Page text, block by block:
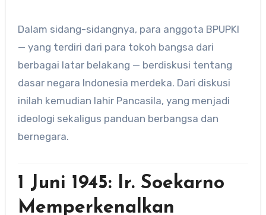
Dalam sidang-sidangnya, para anggota BPUPKI
— yang terdiri dari para tokoh bangsa dari
berbagai latar belakang — berdiskusi tentang
dasar negara Indonesia merdeka. Dari diskusi
inilah kemudian lahir Pancasila, yang menjadi
ideologi sekaligus panduan berbangsa dan
bernegara.
1 Juni 1945: Ir. Soekarno
Memperkenalkan